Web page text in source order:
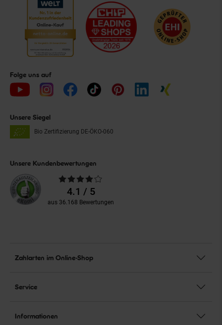
Folge uns auf
Unsere Siegel
Bio Zertifizierung DE-ÖKO-060
Unsere Kundenbewertungen
Durchschnittliche
Bewertungen4.1 / 5
aus 36.168 Bewertungen
Zahlarten im Online-Shop
Service
Informationen